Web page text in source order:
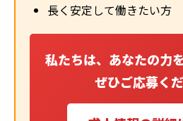
長く安定して働きたい方
私たちは、あなたの力
ぜひご応募く